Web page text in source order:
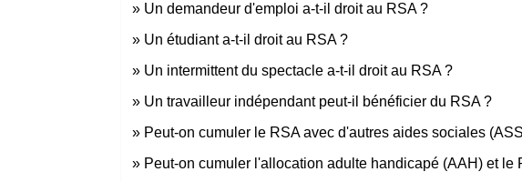
Un demandeur d'emploi a-t-il droit au RSA ?
Un étudiant a-t-il droit au RSA ?
Un intermittent du spectacle a-t-il droit au RSA ?
Un travailleur indépendant peut-il bénéficier du RSA ?
Peut-on cumuler le RSA avec d'autres aides sociales
Peut-on cumuler l'allocation adulte handicapé (AAH) et le